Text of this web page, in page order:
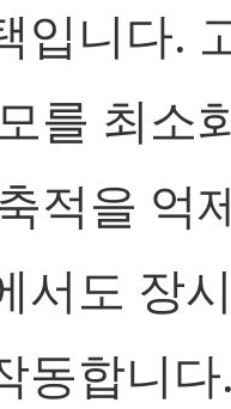
입니다.
를 최소
적을 억
서도 장
동합니